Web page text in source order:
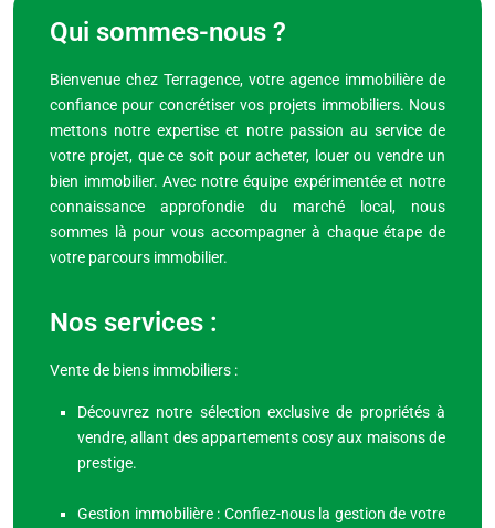
Qui sommes-nous ?
Bienvenue chez Terragence, votre agence immobilière de
confiance pour concrétiser vos projets immobiliers. Nous
mettons notre expertise et notre passion au service de
votre projet, que ce soit pour acheter, louer ou vendre un
bien immobilier. Avec notre équipe expérimentée et notre
connaissance approfondie du marché local, nous
sommes là pour vous accompagner à chaque étape de
votre parcours immobilier.
Nos services :
Vente de biens immobiliers :
Découvrez notre sélection exclusive de propriétés à
vendre, allant des appartements cosy aux maisons de
prestige.
Gestion immobilière : Confiez-nous la gestion de votre